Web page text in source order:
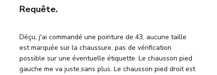
Requête.
Déçu, j'ai commandé une pointure de 43, aucune taille
est marquée sur la chaussure, pas de vérification
possible sur une éventuelle étiquette. Le chausson pied
gauche me va juste,sans plus. Le chausson pied droit est